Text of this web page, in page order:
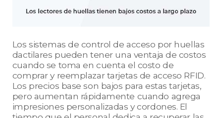
Los sistemas de control de acceso por huellas
dactilares pueden tener una ventaja de costos
cuando se toma en cuenta el costo de
comprar y reemplazar tarjetas de acceso RFID.
Los precios base son bajos para estas tarjetas,
pero aumentan rápidamente cuando agrega
impresiones personalizadas y cordones. El